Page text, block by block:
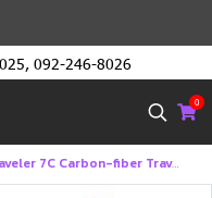
, 092-246-8026
0
7C Carbon-fiber Travel Tripod ขาตั้งกล้อง